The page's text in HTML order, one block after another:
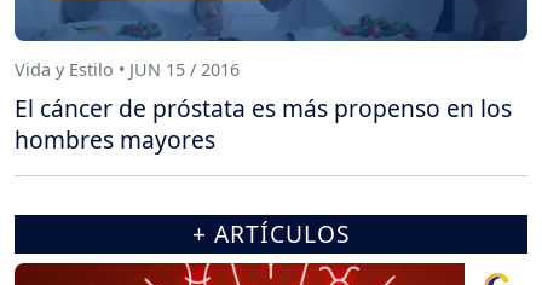
Vida y Estilo • JUN 15 / 2016
El cáncer de próstata es más propenso en los
hombres mayores
+ ARTÍCULOS